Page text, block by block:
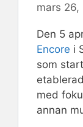
mars 26,
Den 5
Encore i
som
med
annan